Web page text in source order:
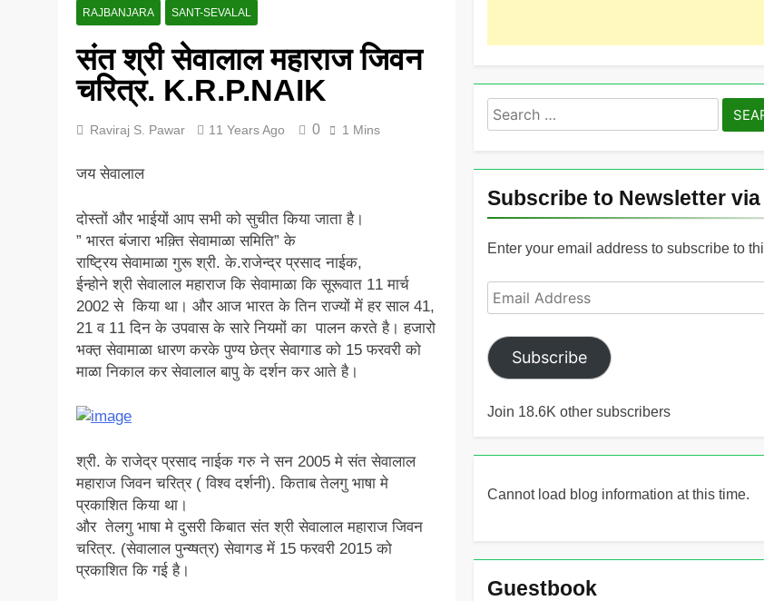
RAJBANJARA SANT-SEVALAL
संत श्री सेवालाल महाराज जिवन
चरित्र. K.R.P.NAIK
Raviraj S. Pawar 11 Years Ago 0 1 Mins
जय सेवालाल
दोस्तों और भाईयों आप सभी को सुचीत किया जाता है।
” भारत बंजारा भक़्ति सेवामाळा समिति” के
राष्ट्रिय सेवामाळा गुरू श्री. के.राजेन्द्र प्रसाद नाईक,
ईन्होने श्री सेवालाल महाराज कि सेवामाळा कि सूरूवात 11 मार्च
2002 से किया था। और आज भारत के तिन राज्यों में हर साल 41,
21 व 11 दिन के उपवास के सारे नियमों का पालन करते है। हजारो
भक्त़ सेवामाळा धारण करके पुण्य छेत्र सेवागाड को 15 फरवरी को
माळा निकाल कर सेवालाल बापु के दर्शन कर आते है।
श्री. के राजेद्र प्रसाद नाईक गरु ने सन 2005 मे संत सेवालाल
महाराज जिवन चरित्र ( विश्व दर्शनी). किताब तेलगु भाषा मे
प्रकाशित किया था।
और तेलगु भाषा मे दुसरी किबात संत श्री सेवालाल महाराज जिवन
चरित्र. (सेवालाल पुन्य्षत्र) सेवागड में 15 फरवरी 2015 को
प्रकाशित कि गई है।
Search
for:
Subscribe to Newsletter via
Enter your email address to subscribe to
Email
Address
Subscribe
Join 18.6K other subscribers
Cannot load blog information at this time.
Guestbook